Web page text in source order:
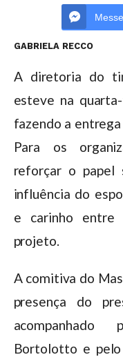
GABRIELA RECCO
A diretoria do
esteve na
fazendo a
Para os
reforçar o papel
influência do
e carinho entre
projeto.
A comitiva do
presença do
Bortolotto e